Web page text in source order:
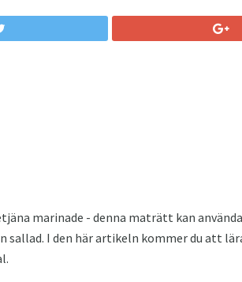
marinade - denna maträtt kan
I den här artikeln kommer du att